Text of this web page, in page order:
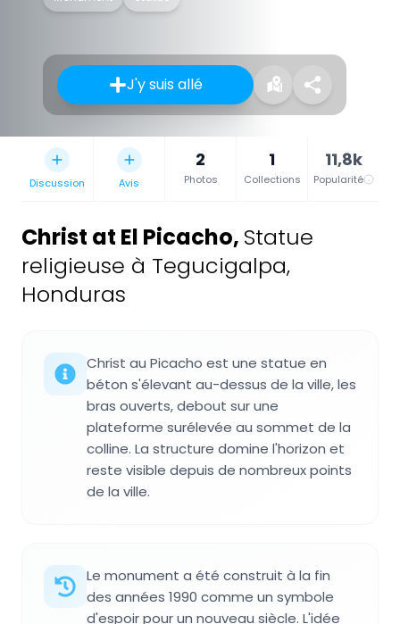
J'y suis allé
Discussion Avis
2
Photos
1
Collections
11,8k
Popularité
Christ at El Picacho, Statue
religieuse à Tegucigalpa,
Honduras
Christ au Picacho est une statue en
béton s'élevant au-dessus de la ville, les
bras ouverts, debout sur une
plateforme surélevée au sommet de la
colline. La structure domine l'horizon et
reste visible depuis de nombreux points
de la ville.
Le monument a été construit à la fin
des années 1990 comme un symbole
d'espoir pour un nouveau siècle. L'idée